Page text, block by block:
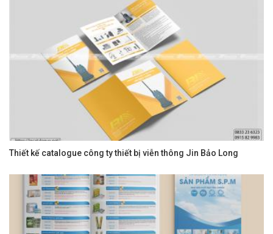
Thiết kế catalogue công ty thiết bị viễn thông Jin Bảo Long